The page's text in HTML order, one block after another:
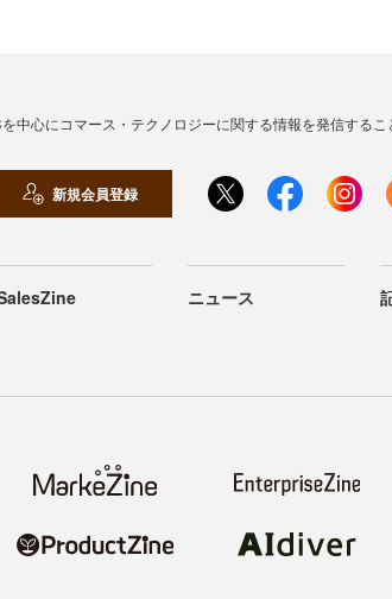
中心にコマース・テクノロジーに関する情報を発信する
新規会員登録
ニュース